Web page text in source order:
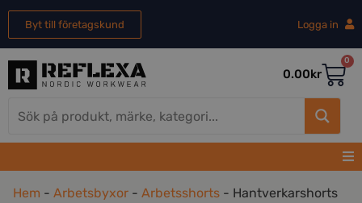
Byt till företagskund Logga in
0.00kr
0
Hem - Arbetsbyxor - Arbetsshorts - Hantverkarshorts